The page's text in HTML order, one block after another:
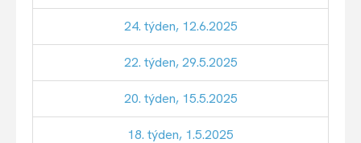
24. týden, 12.6.2025
22. týden, 29.5.2025
20. týden, 15.5.2025
18. týden, 1.5.2025